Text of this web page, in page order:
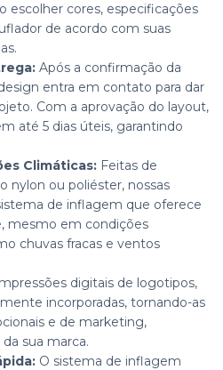
escolher cores, especificações
de acordo com suas
Após a confirmação da
entra em contato para dar
Com a aprovação do layout,
até 5 dias úteis, garantindo
Climáticas: Feitas de
nylon ou poliéster, nossas
de inflagem que oferece
mesmo em condições
chuvas fracas e ventos
digitais de logotipos,
incorporadas, tornando-as
e de marketing,
sua marca.
O sistema de inflagem